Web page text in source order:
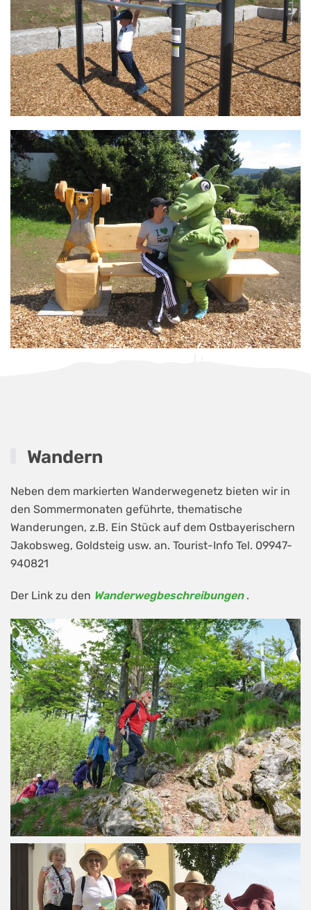
Wandern
Neben dem markierten Wanderwegenetz bieten wir in
den Sommermonaten geführte, thematische
Wanderungen, z.B. Ein Stück auf dem Ostbayerischern
Jakobsweg, Goldsteig usw. an. Tourist-Info Tel. 09947-
940821
Der Link zu den Wanderwegbeschreibungen .